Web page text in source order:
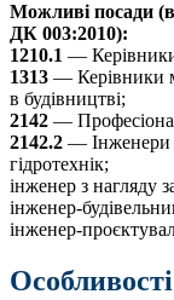
Можливі посади
ДК 003:2010):
1210.1 — Керівники
1313 — Керівники
в будівництві;
2142 —
2142.2 — Інженери
гідротехнік;
інженер з нагляду
інженер-
інженер-